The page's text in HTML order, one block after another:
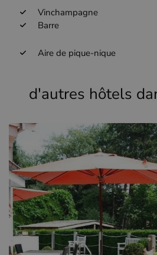
Vinchampagne
Barre
Aire de pique-nique
d'autres hôtels